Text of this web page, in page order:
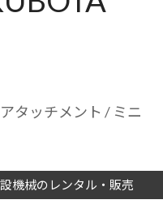
タッチメント / ミニ
機械のレンタル・販売